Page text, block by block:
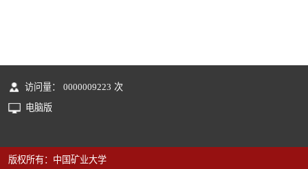
访问量： 0000009223 次
电脑版
版权所有：中国矿业大学